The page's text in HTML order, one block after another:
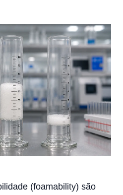
(foamability) são